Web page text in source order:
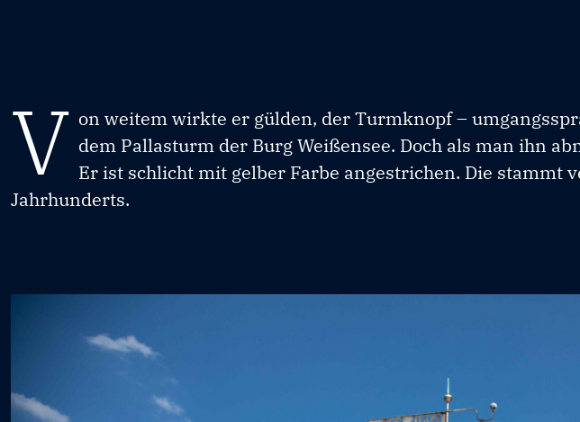
V on weitem wirkte er gülden, der Turmknopf –
dem Pallasturm der Burg Weißensee. Doch als man ihn
Er ist schlicht mit gelber Farbe angestrichen. Die stammt
Jahrhunderts.